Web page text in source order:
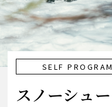
SELF PROGRAM
スノーシュー